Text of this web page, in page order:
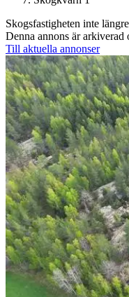
Skogsfastigheten inte
Denna annons är arkiverad
Till aktuella annonser